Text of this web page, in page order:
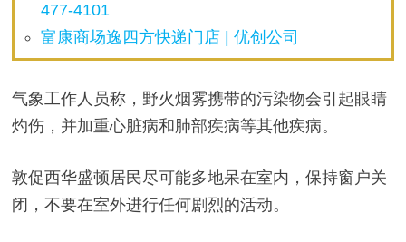
477-4101
富康商场逸四方快递门店 | 优创公司
气象工作人员称，野火烟雾携带的污染物会引起眼睛
灼伤，并加重心脏病和肺部疾病等其他疾病。
敦促西华盛顿居民尽可能多地呆在室内，保持窗户关
闭，不要在室外进行任何剧烈的活动。